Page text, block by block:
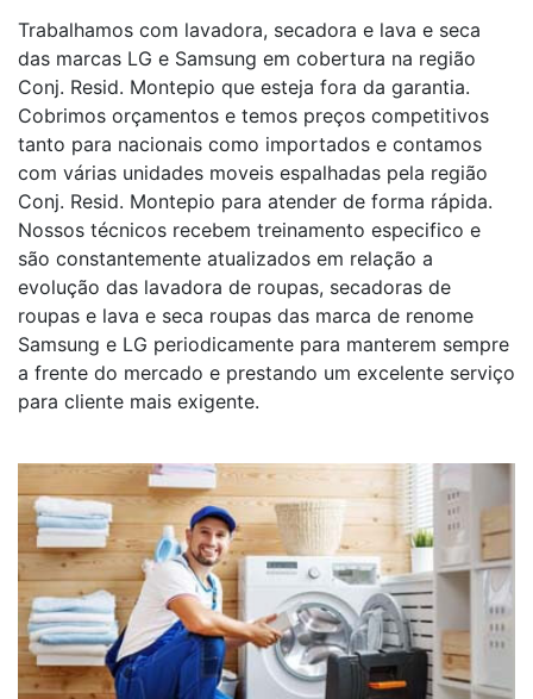
Trabalhamos com lavadora, secadora e lava e seca
das marcas LG e Samsung em cobertura na região
Conj. Resid. Montepio que esteja fora da garantia.
Cobrimos orçamentos e temos preços competitivos
tanto para nacionais como importados e contamos
com várias unidades moveis espalhadas pela região
Conj. Resid. Montepio para atender de forma rápida.
Nossos técnicos recebem treinamento especifico e
são constantemente atualizados em relação a
evolução das lavadora de roupas, secadoras de
roupas e lava e seca roupas das marca de renome
Samsung e LG periodicamente para manterem sempre
a frente do mercado e prestando um excelente serviço
para cliente mais exigente.